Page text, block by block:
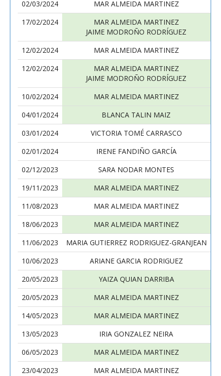
02/03/2024
MAR ALMEIDA MARTINEZ
17/02/2024
MAR ALMEIDA MARTINEZ
JAIME MODROÑO RODRÍGUEZ
12/02/2024
MAR ALMEIDA MARTINEZ
12/02/2024
MAR ALMEIDA MARTINEZ
JAIME MODROÑO RODRÍGUEZ
10/02/2024
MAR ALMEIDA MARTINEZ
04/01/2024
BLANCA TALIN MAIZ
03/01/2024
VICTORIA TOMÉ CARRASCO
02/01/2024
IRENE FANDIÑO GARCÍA
02/12/2023
SARA NODAR MONTES
19/11/2023
MAR ALMEIDA MARTINEZ
11/08/2023
MAR ALMEIDA MARTINEZ
18/06/2023
MAR ALMEIDA MARTINEZ
11/06/2023
MARIA GUTIERREZ RODRIGUEZ-GRANJEAN
10/06/2023
ARIANE GARCIA RODRIGUEZ
20/05/2023
YAIZA QUIAN DARRIBA
20/05/2023
MAR ALMEIDA MARTINEZ
14/05/2023
MAR ALMEIDA MARTINEZ
13/05/2023
IRIA GONZALEZ NEIRA
06/05/2023
MAR ALMEIDA MARTINEZ
23/04/2023
MAR ALMEIDA MARTINEZ